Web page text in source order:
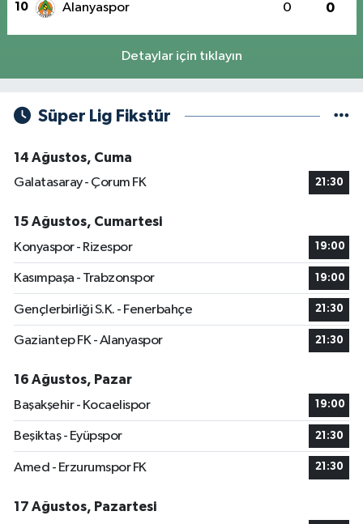
10 Alanyaspor 0 0
Detaylar için tıklayın
Süper Lig Fikstür
14 Ağustos, Cuma
Galatasaray - Çorum FK
21:30
15 Ağustos, Cumartesi
Konyaspor - Rizespor
19:00
Kasımpaşa - Trabzonspor 19:00
Gençlerbirliği S.K. - Fenerbahçe 21:30
Gaziantep FK - Alanyaspor 21:30
16 Ağustos, Pazar
Başakşehir - Kocaelispor
19:00
Beşiktaş - Eyüpspor 21:30
Amed - Erzurumspor FK 21:30
17 Ağustos, Pazartesi